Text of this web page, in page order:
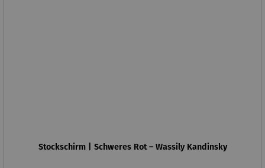
Stockschirm | Schweres Rot – Wassily Kandinsky